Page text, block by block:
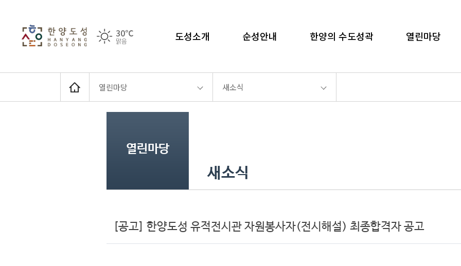
30℃
맑음 도성소개 순성안내 한양의 수도성곽 열린마당
language
열린마당 새소식
열린마당
새소식
[공고] 한양도성 유적전시관 자원봉사자(전시해설) 최종합격자 공고